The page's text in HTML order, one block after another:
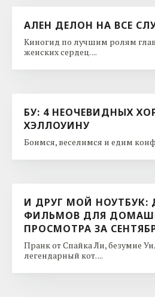
АЛЕН ДЕЛОН НА ВСЕ
Киногид по лучшим ролям
женских сердец. ...
БУ: 4 НЕОЧЕВИДНЫХ
ХЭЛЛОУИНУ
Боимся, веселимся и едим
И ДРУГ МОЙ НОУТБУК:
ФИЛЬМОВ ДЛЯ
ПРОСМОТРА ЗА
Пранк от Спайка Ли, безумие
легендарный кот. ...